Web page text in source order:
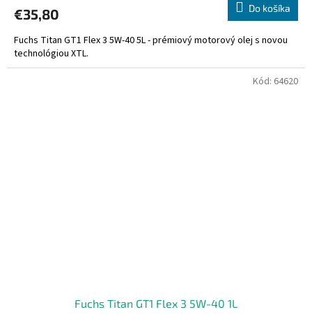
€35,80 Do košíka
Fuchs Titan GT1 Flex 3 5W-40 5L - prémiový motorový olej s novou
technológiou XTL.
Fuchs Titan GT1 Flex 3 5W-40 1L
Kód: 64620